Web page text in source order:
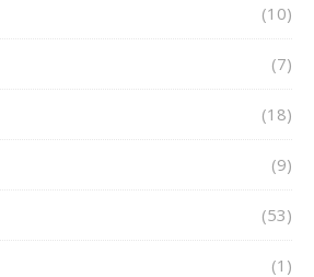
(10)
(7)
(18)
(9)
(53)
(1)